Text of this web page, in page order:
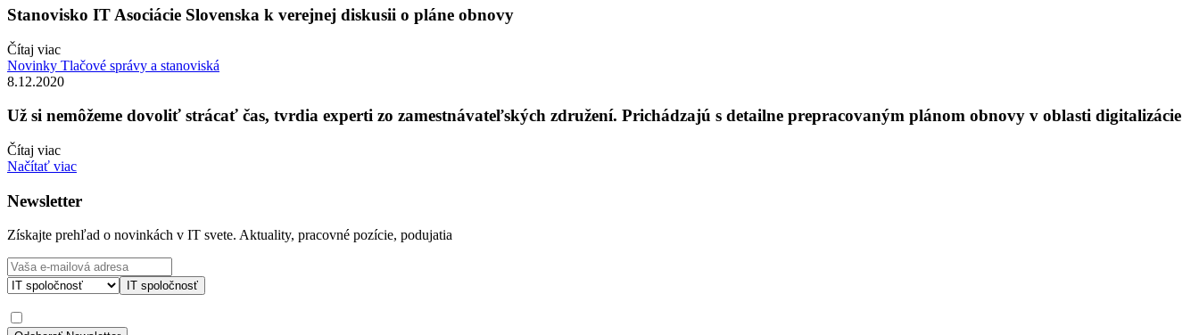
Stanovisko IT Asociácie Slovenska k verejnej diskusii o pláne obnovy
Čítaj viac
Novinky Tlačové správy a stanoviská
8.12.2020
Už si nemôžeme dovoliť strácať čas, tvrdia experti zo zamestnávateľských združení. Prichádzajú s detailne prepracovaným plánom obnovy v oblasti digitalizácie
Čítaj viac
Načítať viac
Newsletter
Získajte prehľad o novinkách v IT svete. Aktuality, pracovné pozície, podujatia
IT spoločnosť